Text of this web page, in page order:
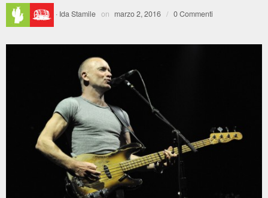
· Ida Stamile on marzo 2, 2016 / 0 Commenti